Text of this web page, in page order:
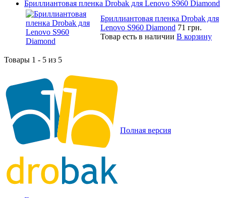
Бриллиантовая пленка Drobak для Lenovo S960 Diamond
Бриллиантовая пленка Drobak для
Lenovo S960 Diamond 71 грн.
Товар есть в наличии В корзину
Товары 1 - 5 из 5
Полная версия